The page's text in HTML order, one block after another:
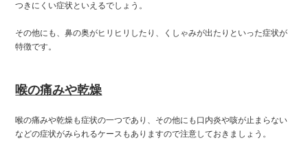
つきにくい症状といえるでしょう。
その他にも、鼻の奥がヒリヒリしたり、くしゃみが出たりといった症状が
特徴です。
喉の痛みや乾燥
喉の痛みや乾燥も症状の一つであり、その他にも口内炎や咳が止まらない
などの症状がみられるケースもありますので注意しておきましょう。